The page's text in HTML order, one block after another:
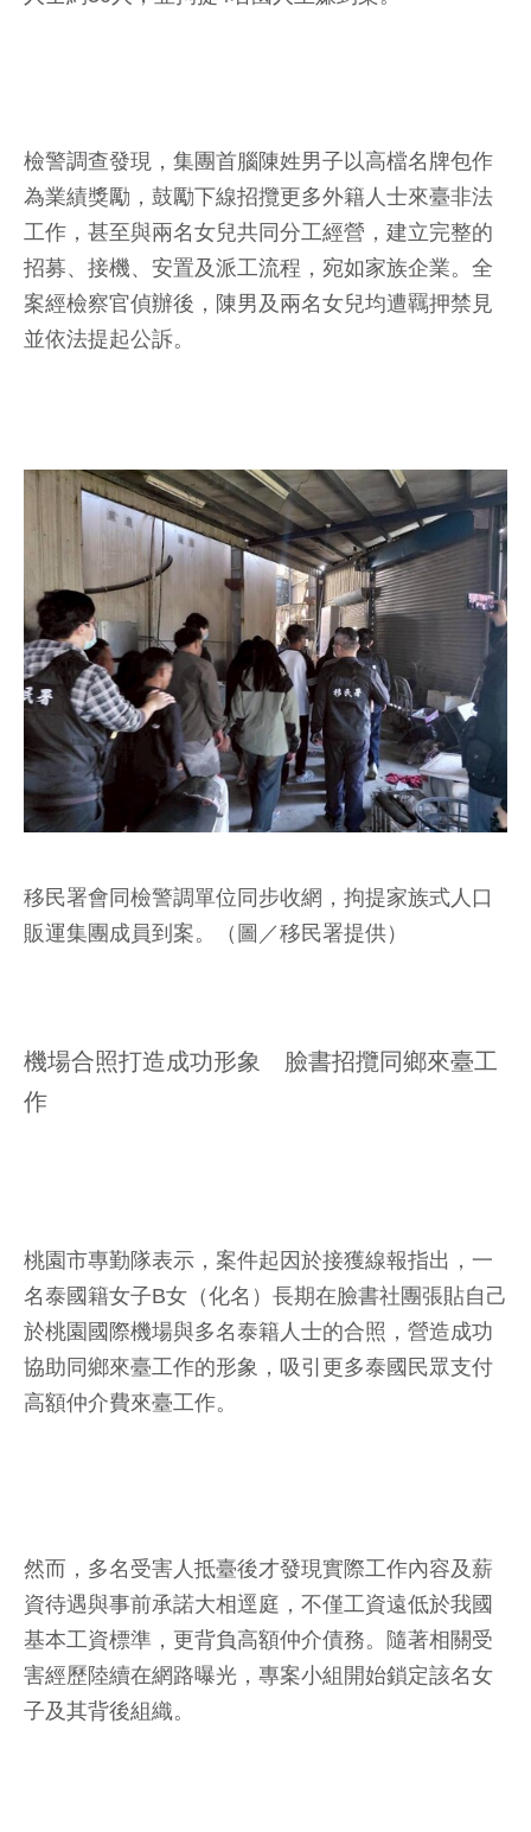
檢警調查發現，集團首腦陳姓男子以高檔名牌包作
為業績獎勵，鼓勵下線招攬更多外籍人士來臺非法
工作，甚至與兩名女兒共同分工經營，建立完整的
招募、接機、安置及派工流程，宛如家族企業。全
案經檢察官偵辦後，陳男及兩名女兒均遭羈押禁見
並依法提起公訴。
移民署會同檢警調單位同步收網，拘提家族式人口
販運集團成員到案。（圖／移民署提供）
機場合照打造成功形象 臉書招攬同鄉來臺工
作
桃園市專勤隊表示，案件起因於接獲線報指出，一
名泰國籍女子B女（化名）長期在臉書社團張貼自己
於桃園國際機場與多名泰籍人士的合照，營造成功
協助同鄉來臺工作的形象，吸引更多泰國民眾支付
高額仲介費來臺工作。
然而，多名受害人抵臺後才發現實際工作內容及薪
資待遇與事前承諾大相逕庭，不僅工資遠低於我國
基本工資標準，更背負高額仲介債務。隨著相關受
害經歷陸續在網路曝光，專案小組開始鎖定該名女
子及其背後組織。